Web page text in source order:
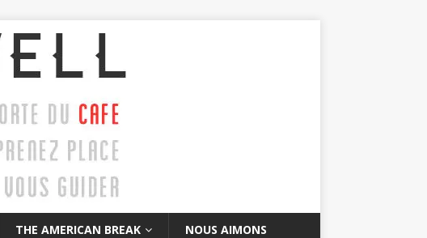
THE AMERICAN BREAK NOUS AIMONS